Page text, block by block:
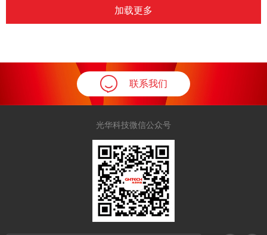
加载更多
联系我们
光华科技微信公众号